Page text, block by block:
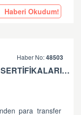
Haberi Okudum!
Haber No:48503
VAKIFBANK SSL SERTİFİKALARININ GÜNCELLENMESİ HK.
para transfer